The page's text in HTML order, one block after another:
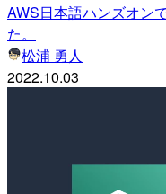
AWS日本語ハンズオン
た。
松浦 勇人
2022.10.03